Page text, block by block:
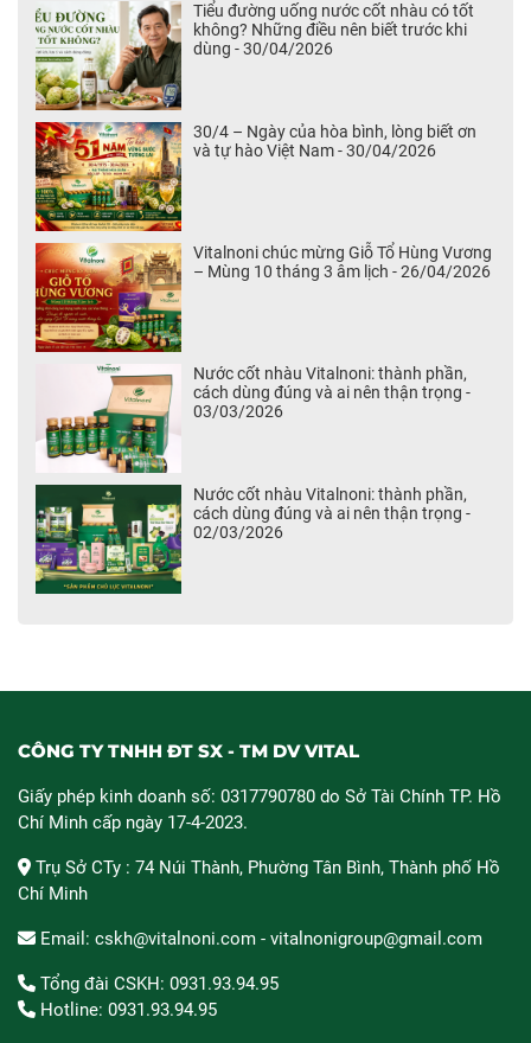
Tiểu đường uống nước cốt nhàu có tốt
không? Những điều nên biết trước khi
dùng - 30/04/2026
30/4 – Ngày của hòa bình, lòng biết ơn
và tự hào Việt Nam - 30/04/2026
Vitalnoni chúc mừng Giỗ Tổ Hùng Vương
– Mùng 10 tháng 3 âm lịch - 26/04/2026
Nước cốt nhàu Vitalnoni: thành phần,
cách dùng đúng và ai nên thận trọng -
03/03/2026
Nước cốt nhàu Vitalnoni: thành phần,
cách dùng đúng và ai nên thận trọng -
02/03/2026
CÔNG TY TNHH ĐT SX - TM DV VITAL
Giấy phép kinh doanh số: 0317790780 do Sở Tài Chính TP. Hồ
Chí Minh cấp ngày 17-4-2023.
Trụ Sở CTy : 74 Núi Thành, Phường Tân Bình, Thành phố Hồ
Chí Minh
Email: cskh@vitalnoni.com - vitalnonigroup@gmail.com
Tổng đài CSKH: 0931.93.94.95
Hotline: 0931.93.94.95